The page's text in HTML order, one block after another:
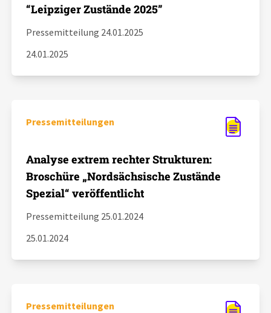
Veranstaltungen
Pressemitteilungen
Podcasts
chronik.LE in der Presse
“Leipziger Zustände 2025”
Pressemitteilung 24.01.2025
24.01.2025
Pressemitteilungen
Analyse extrem rechter Strukturen:
Broschüre „Nordsächsische Zustände
Spezial“ veröffentlicht
Pressemitteilung 25.01.2024
25.01.2024
Pressemitteilungen